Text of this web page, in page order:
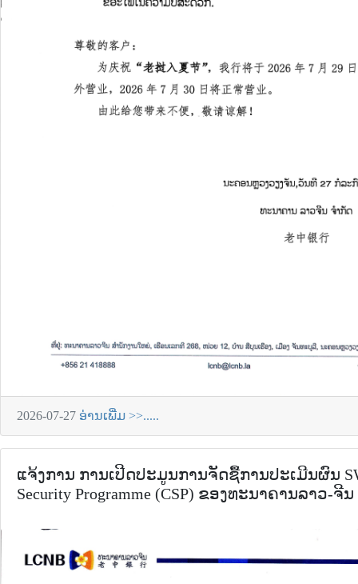
2026-07-27 ອ່ານເພີ່ມ >>.....
ແຈ້ງການ ການເປີດປະມູນການຈັດຊື້ການປະເມີນຜົນ
Security Programme (CSP) ຂອງທະນາຄານລາວ-ຈີນ